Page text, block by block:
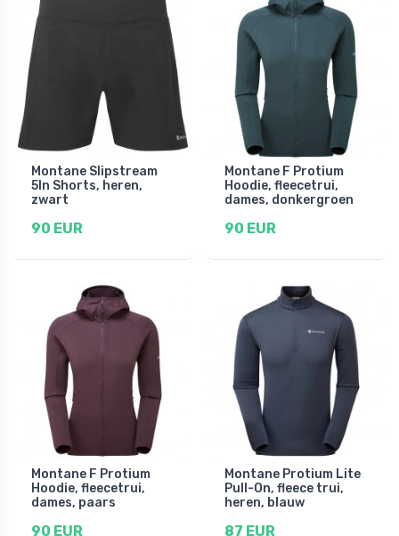
Montane Slipstream
5In Shorts, heren,
zwart
90 EUR
Montane F Protium
Hoodie, fleecetrui,
dames, donkergroen
90 EUR
Montane F Protium
Hoodie, fleecetrui,
dames, paars
90 EUR
Montane Protium Lite
Pull-On, fleece trui,
heren, blauw
87 EUR